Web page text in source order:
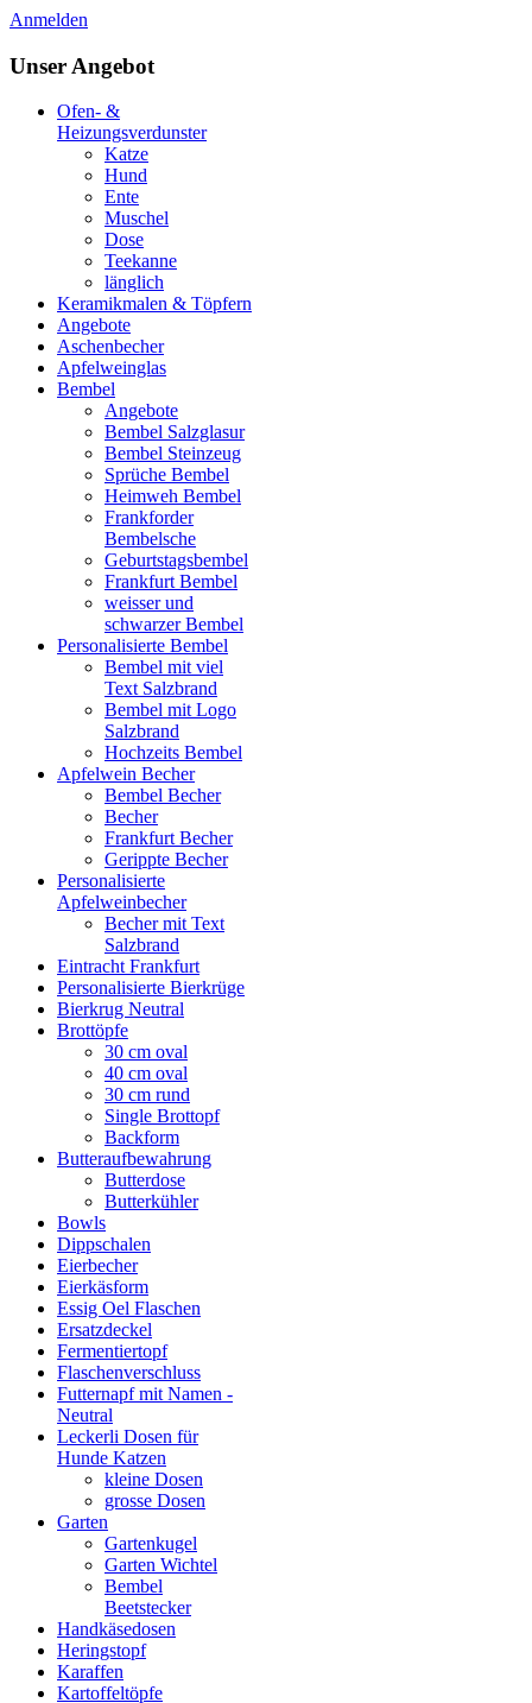
Anmelden
Unser Angebot
Ofen- &
Heizungsverdunster
Katze
Hund
Ente
Muschel
Dose
Teekanne
länglich
Keramikmalen & Töpfern
Angebote
Aschenbecher
Apfelweinglas
Bembel
Angebote
Bembel Salzglasur
Bembel Steinzeug
Sprüche Bembel
Heimweh Bembel
Frankforder
Bembelsche
Geburtstagsbembel
Frankfurt Bembel
weisser und
schwarzer Bembel
Personalisierte Bembel
Bembel mit viel
Text Salzbrand
Bembel mit Logo
Salzbrand
Hochzeits Bembel
Apfelwein Becher
Bembel Becher
Becher
Frankfurt Becher
Gerippte Becher
Personalisierte
Apfelweinbecher
Becher mit Text
Salzbrand
Eintracht Frankfurt
Personalisierte Bierkrüge
Bierkrug Neutral
Brottöpfe
30 cm oval
40 cm oval
30 cm rund
Single Brottopf
Backform
Butteraufbewahrung
Butterdose
Butterkühler
Bowls
Dippschalen
Eierbecher
Eierkäsform
Essig Oel Flaschen
Ersatzdeckel
Fermentiertopf
Flaschenverschluss
Futternapf mit Namen -
Neutral
Leckerli Dosen für
Hunde Katzen
kleine Dosen
grosse Dosen
Garten
Gartenkugel
Garten Wichtel
Bembel
Beetstecker
Handkäsedosen
Heringstopf
Karaffen
Kartoffeltöpfe